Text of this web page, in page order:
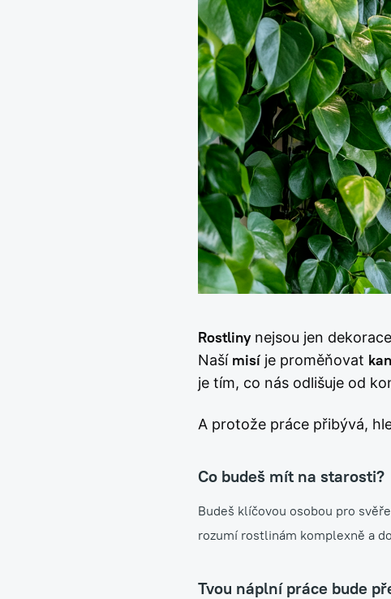
Návrhy, realizace a údržba
Rostliny nejsou jen
Naší misíje proměňovat
je tím, co nás odlišuje od
A protože práce přibývá,
Co budeš mít na starosti?
Budeš klíčovou osobou pro
rozumí rostlinám komplexně a
Tvou náplní práce bude